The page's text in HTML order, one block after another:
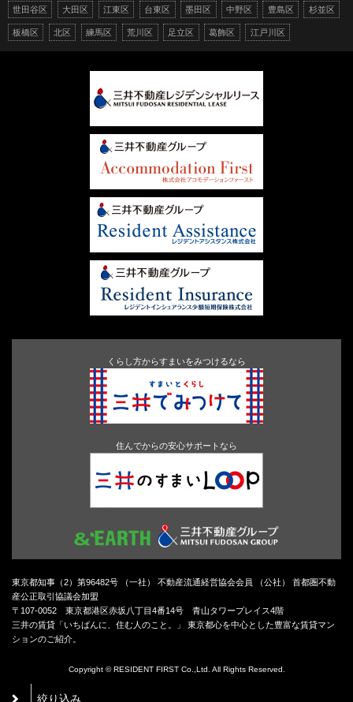
絞り込み
世田谷区 大田区 江東区 台東区 墨田区 中野区 豊島区 杉並区
板橋区 北区 練馬区 荒川区 足立区 葛飾区 江戸川区
くらし方からすまいをみつけるなら
住んでからの安心サポートなら
東京都知事（2）第96482号 （一社） 不動産流通経営協会会員 （公社） 首都圏不動
産公正取引協議会加盟
〒107-0052 東京都港区赤坂八丁目4番14号 青山タワープレイス4階
三井の賃貸「いちばんに、住む人のこと。」 東京都心を中心とした豊富な賃貸マン
ションのご紹介。
Copyright © RESIDENT FIRST Co.,Ltd. All Rights Reserved.